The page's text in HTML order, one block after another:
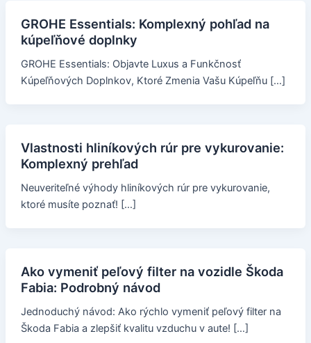
GROHE Essentials: Komplexný pohľad na
kúpeľňové doplnky
GROHE Essentials: Objavte Luxus a Funkčnosť
Kúpeľňových Doplnkov, Ktoré Zmenia Vašu Kúpeľňu […]
Vlastnosti hliníkových rúr pre vykurovanie:
Komplexný prehľad
Neuveriteľné výhody hliníkových rúr pre vykurovanie,
ktoré musíte poznať! […]
Ako vymeniť peľový filter na vozidle Škoda
Fabia: Podrobný návod
Jednoduchý návod: Ako rýchlo vymeniť peľový filter na
Škoda Fabia a zlepšiť kvalitu vzduchu v aute! […]